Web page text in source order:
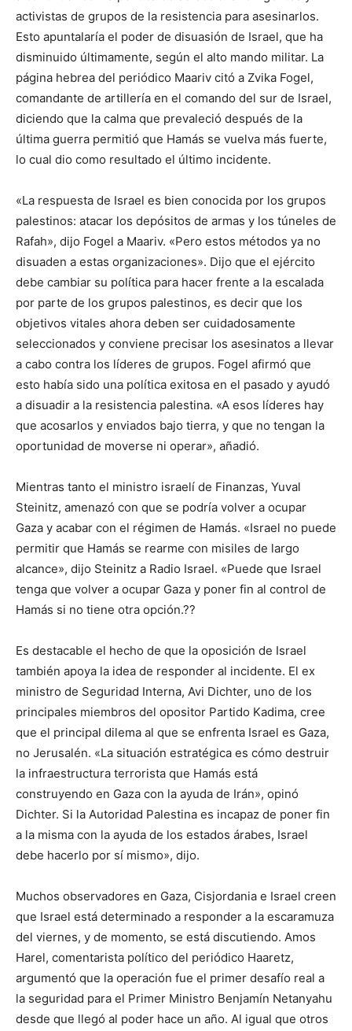
activistas de grupos de la resistencia para asesinarlos.
Esto apuntalaría el poder de disuasión de Israel, que ha
disminuido últimamente, según el alto mando militar. La
página hebrea del periódico Maariv citó a Zvika Fogel,
comandante de artillería en el comando del sur de Israel,
diciendo que la calma que prevaleció después de la
última guerra permitió que Hamás se vuelva más fuerte,
lo cual dio como resultado el último incidente.
«La respuesta de Israel es bien conocida por los grupos
palestinos: atacar los depósitos de armas y los túneles de
Rafah», dijo Fogel a Maariv. «Pero estos métodos ya no
disuaden a estas organizaciones». Dijo que el ejército
debe cambiar su política para hacer frente a la escalada
por parte de los grupos palestinos, es decir que los
objetivos vitales ahora deben ser cuidadosamente
seleccionados y conviene precisar los asesinatos a llevar
a cabo contra los líderes de grupos. Fogel afirmó que
esto había sido una política exitosa en el pasado y ayudó
a disuadir a la resistencia palestina. «A esos líderes hay
que acosarlos y enviados bajo tierra, y que no tengan la
oportunidad de moverse ni operar», añadió.
Mientras tanto el ministro israelí de Finanzas, Yuval
Steinitz, amenazó con que se podría volver a ocupar
Gaza y acabar con el régimen de Hamás. «Israel no puede
permitir que Hamás se rearme con misiles de largo
alcance», dijo Steinitz a Radio Israel. «Puede que Israel
tenga que volver a ocupar Gaza y poner fin al control de
Hamás si no tiene otra opción.??
Es destacable el hecho de que la oposición de Israel
también apoya la idea de responder al incidente. El ex
ministro de Seguridad Interna, Avi Dichter, uno de los
principales miembros del opositor Partido Kadima, cree
que el principal dilema al que se enfrenta Israel es Gaza,
no Jerusalén. «La situación estratégica es cómo destruir
la infraestructura terrorista que Hamás está
construyendo en Gaza con la ayuda de Irán», opinó
Dichter. Si la Autoridad Palestina es incapaz de poner fin
a la misma con la ayuda de los estados árabes, Israel
debe hacerlo por sí mismo», dijo.
Muchos observadores en Gaza, Cisjordania e Israel creen
que Israel está determinado a responder a la escaramuza
del viernes, y de momento, se está discutiendo. Amos
Harel, comentarista político del periódico Haaretz,
argumentó que la operación fue el primer desafío real a
la seguridad para el Primer Ministro Benjamín Netanyahu
desde que llegó al poder hace un año. Al igual que otros